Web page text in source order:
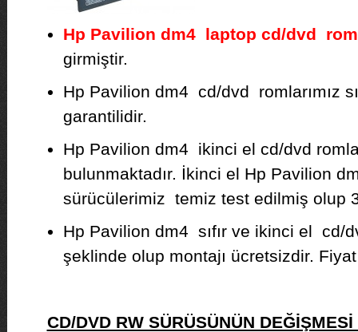
Hp Pavilion dm4 laptop cd/dvd rom
girmiştir.
Hp Pavilion dm4 cd/dvd romlarımız
garantilidir.
Hp Pavilion dm4 ikinci el cd/dvd
bulunmaktadır. İkinci el Hp Pavilion
sürücülerimiz temiz test edilmiş olup
Hp Pavilion dm4 sıfır ve ikinci el cd/
şeklinde olup montajı ücretsizdir.
CD/DVD RW SÜRÜSÜNÜN